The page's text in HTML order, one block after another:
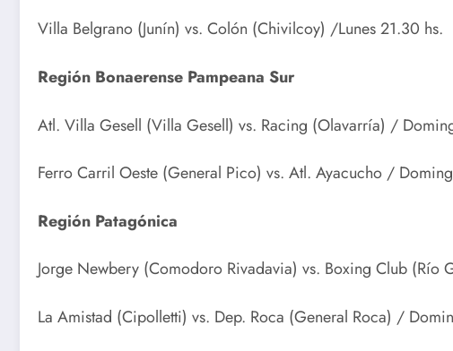
Villa Belgrano (Junín) vs. Colón (Chivilcoy) /Lunes 21.30 hs.
Región Bonaerense Pampeana Sur
Atl. Villa Gesell (Villa Gesell) vs. Racing (Olavarría) /
Ferro Carril Oeste (General Pico) vs. Atl. Ayacucho /
Región Patagónica
Jorge Newbery (Comodoro Rivadavia) vs. Boxing Club (Río
La Amistad (Cipolletti) vs. Dep. Roca (General Roca) /